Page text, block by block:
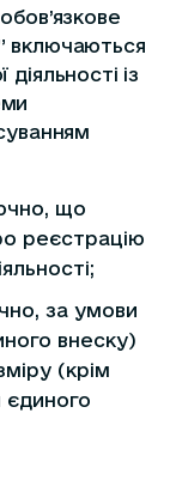
включаються
із
що
реєстрацію
за умови
внеску)
(крім
єдиного